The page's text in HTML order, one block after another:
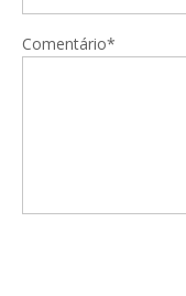
Comentário*